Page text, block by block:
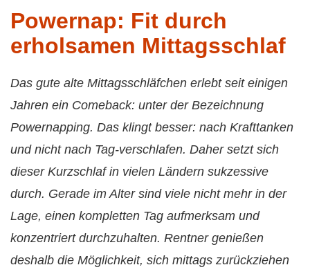
Powernap: Fit durch
erholsamen Mittagsschlaf
Das gute alte Mittagsschläfchen erlebt seit einigen
Jahren ein Comeback: unter der Bezeichnung
Powernapping. Das klingt besser: nach Krafttanken
und nicht nach Tag-verschlafen. Daher setzt sich
dieser Kurzschlaf in vielen Ländern sukzessive
durch. Gerade im Alter sind viele nicht mehr in der
Lage, einen kompletten Tag aufmerksam und
konzentriert durchzuhalten. Rentner genießen
deshalb die Möglichkeit, sich mittags zurückziehen